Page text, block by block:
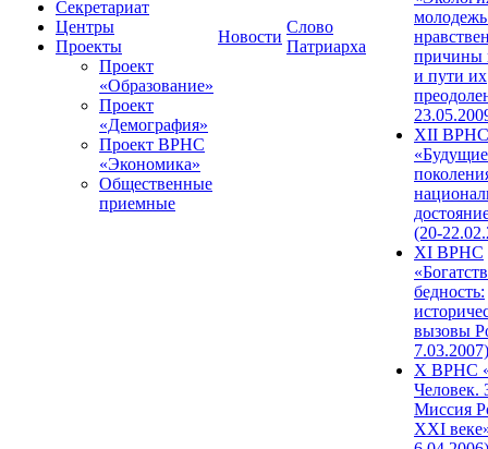
Секретариат
Центры
Проекты
Проект
«Образование»
Проект
«Демография»
Проект ВРНС
«Экономика»
Общественные
приемные
Новости
Слово
Патриарха
причины
и пути их
XII ВРНС
«Будущие
(20-
XI ВРНС
бедность:
вызовы
7.03.2007)
X ВРНС
Человек.
Миссия
XXI